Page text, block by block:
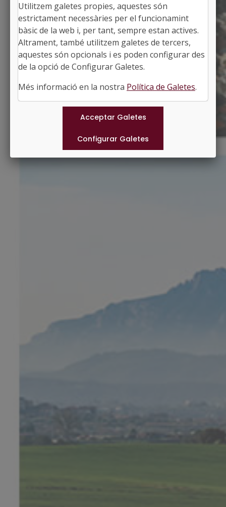
LLORENÇ DEL PENEDÈS
Alcaldessa: Montserrat Ventosa i Robles
El Baix Penedès, Tarragona
Població: 2.425
Superfície: 4,80 km2
http://www.llorenc.cat
#LLORENÇDELPENEDES
Municipis
Utilitzem galetes propies, aquestes són
estrictament necessàries per el funcionamint
bàsic de la web i, per tant, sempre estan actives.
Altrament, també utilitzem galetes de tercers,
aquestes són opcionals i es poden configurar des
de la opció de Configurar Galetes.
Més informació en la nostra Política de Galetes.